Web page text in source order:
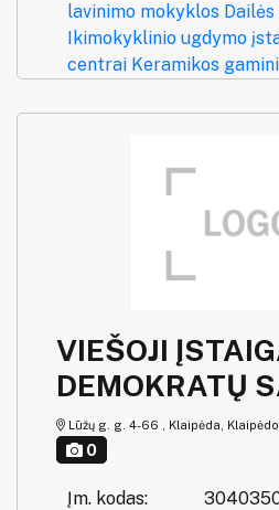
lavinimo mokyklos
Ikimokyklinio ugdymo
centrai Keramikos
VIEŠOJI
DEMOKRATŲ
Lūžų g. g. 4-66 , Klaipėda,
0
Įm. kodas: